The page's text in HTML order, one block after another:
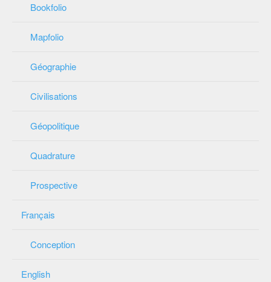
Bookfolio
Mapfolio
Géographie
Civilisations
Géopolitique
Quadrature
Prospective
Français
Conception
English